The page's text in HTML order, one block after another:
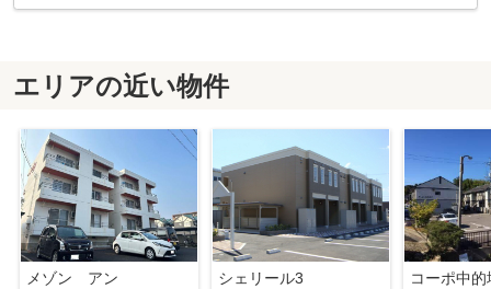
エリアの近い物件
メゾン アン
シェリール3
コーポ中的